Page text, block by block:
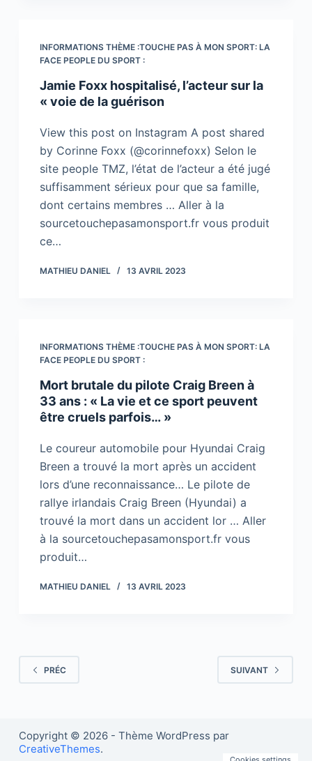
INFORMATIONS THÈME :TOUCHE PAS À MON SPORT: LA
FACE PEOPLE DU SPORT :
Jamie Foxx hospitalisé, l’acteur sur la
« voie de la guérison
View this post on Instagram A post shared
by Corinne Foxx (@corinnefoxx) Selon le
site people TMZ, l’état de l’acteur a été jugé
suffisamment sérieux pour que sa famille,
dont certains membres … Aller à la
sourcetouchepasamonsport.fr vous produit
ce…
MATHIEU DANIEL 13 AVRIL 2023
INFORMATIONS THÈME :TOUCHE PAS À MON SPORT: LA
FACE PEOPLE DU SPORT :
Mort brutale du pilote Craig Breen à
33 ans : « La vie et ce sport peuvent
être cruels parfois… »
Le coureur automobile pour Hyundai Craig
Breen a trouvé la mort après un accident
lors d’une reconnaissance… Le pilote de
rallye irlandais Craig Breen (Hyundai) a
trouvé la mort dans un accident lor … Aller
à la sourcetouchepasamonsport.fr vous
produit…
MATHIEU DANIEL 13 AVRIL 2023
PRÉC SUIVANT
Copyright © 2026 - Thème WordPress par
CreativeThemes.